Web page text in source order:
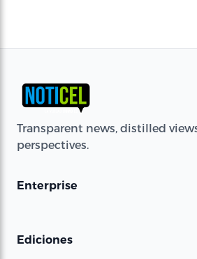
Transparent news, distilled
perspectives.
Enterprise
Ediciones